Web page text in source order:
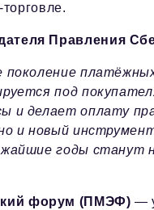
Правления
под
и делает оплату
и новый
годы станут
форум (ПМЭФ) —